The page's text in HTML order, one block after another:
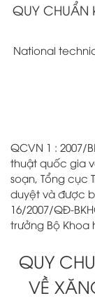
QUY CHUẨN
National
QCVN 1 : 2007/
thuật quốc gia
soạn, Tổng cục
duyệt và được
16/2007/QĐ-
trưởng Bộ Khoa
QUY
VỀ